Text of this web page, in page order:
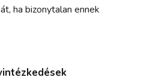
ha bizonytalan ennek